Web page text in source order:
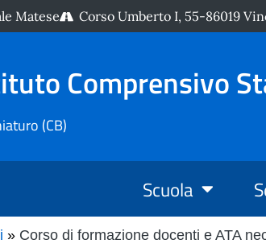
Matese Corso Umberto I, 55-86019
Comprensivo
(CB)
Scuola
Corso di formazione docenti e ATA